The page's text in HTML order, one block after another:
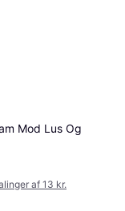
Mod Lus Og
af 13 kr.